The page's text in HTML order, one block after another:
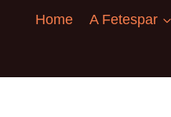
Home A Fetespar